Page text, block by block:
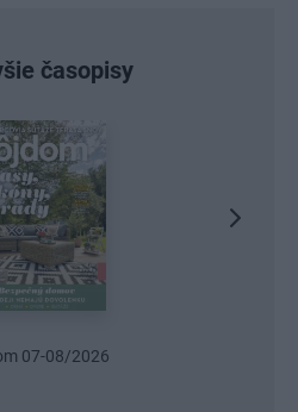
časopisy
07-08/2026